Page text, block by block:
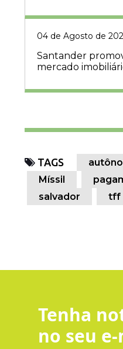
04 de Agosto de
Santander
mercado
TAGS
Míssil
salvador
tff
Tenha
no seu